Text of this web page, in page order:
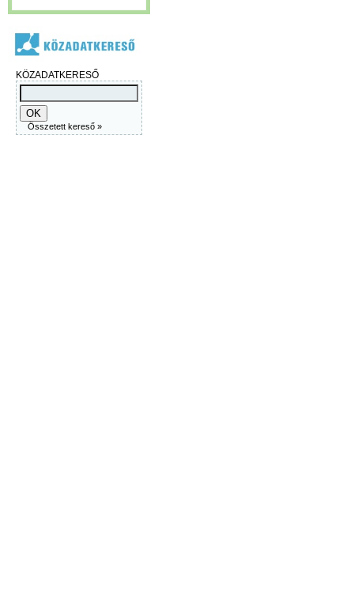
KÖZADATKERESŐ
Összetett kereső »